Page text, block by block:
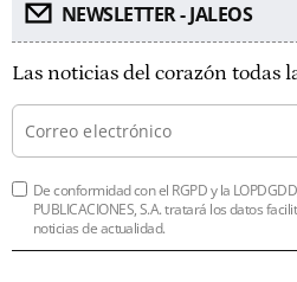
NEWSLETTER - JALEOS
Las noticias del corazón todas
De conformidad con el RGPD y la
PUBLICACIONES, S.A. tratará los datos
noticias de actualidad.